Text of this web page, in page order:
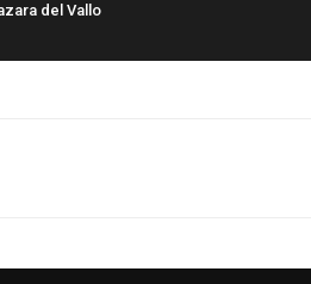
del Vallo